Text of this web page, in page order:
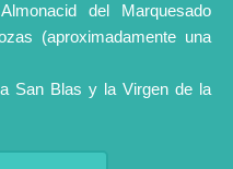
del Marquesado
(aproximadamente una
San Blas y la Virgen de la